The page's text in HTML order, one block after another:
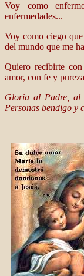
Voy como
enfermedades...
Voy como ciego
del mundo que me
Quiero recibirte
amor, con fe y
Gloria al Padre,
Personas bendigo y